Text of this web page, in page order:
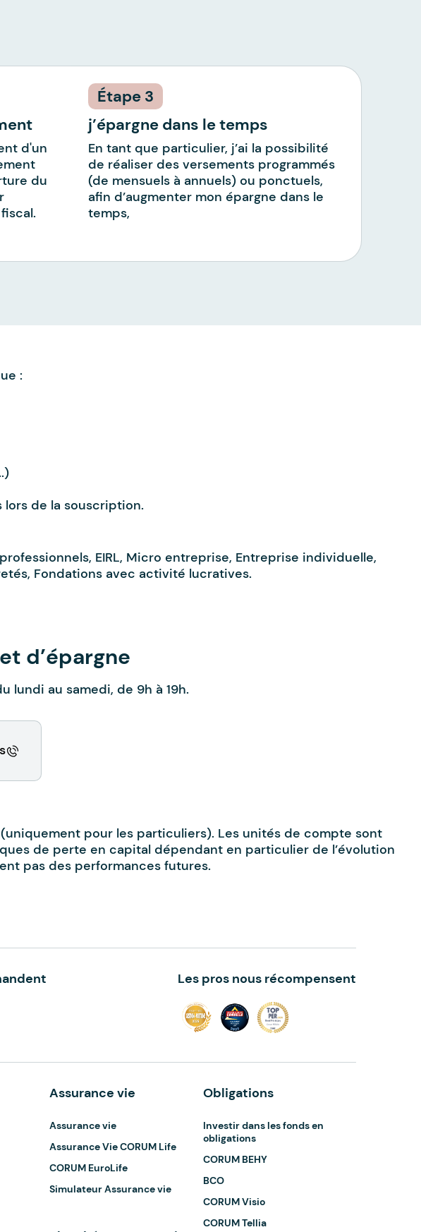
d'un
du
3
j’épargne dans le temps
En tant que particulier, j’ai la possibilité
de réaliser des versements programmés
(de mensuels à annuels) ou ponctuels,
afin d’augmenter mon épargne dans le
temps,
d’épargne
lundi au samedi, de 9h à 19h.
Les pros nous récompensent
Assurance vie
Assurance vie
Assurance Vie CORUM Life
CORUM EuroLife
Simulateur Assurance vie
Obligations
Investir dans les fonds en
obligations
CORUM BEHY
BCO
CORUM Visio
CORUM Tellia